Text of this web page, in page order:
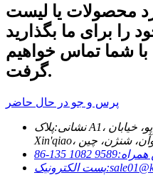
محصولات یا لیست
را برای ما بگذارید
ساعت با شما تماس خواهیم
گرفت.
پرس و جو در حال حاضر
نشانی:پلاک A1، پارک صنعتی هائوسی، جاده نان پو، خیابان
همراه:
پست الکترونیک: